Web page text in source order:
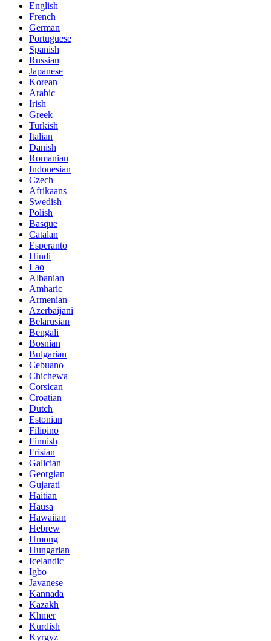
English
French
German
Portuguese
Spanish
Russian
Japanese
Korean
Arabic
Irish
Greek
Turkish
Italian
Danish
Romanian
Indonesian
Czech
Afrikaans
Swedish
Polish
Basque
Catalan
Esperanto
Hindi
Lao
Albanian
Amharic
Armenian
Azerbaijani
Belarusian
Bengali
Bosnian
Bulgarian
Cebuano
Chichewa
Corsican
Croatian
Dutch
Estonian
Filipino
Finnish
Frisian
Galician
Georgian
Gujarati
Haitian
Hausa
Hawaiian
Hebrew
Hmong
Hungarian
Icelandic
Igbo
Javanese
Kannada
Kazakh
Khmer
Kurdish
Kyrgyz